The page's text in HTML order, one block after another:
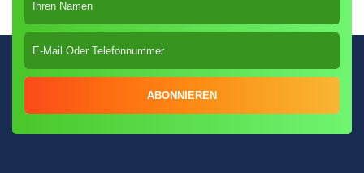
ABONNIEREN